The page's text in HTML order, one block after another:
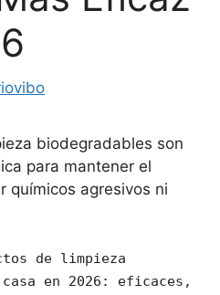
biodegradables son
para mantener el
químicos agresivos ni
de limpieza
en 2026: eficaces,